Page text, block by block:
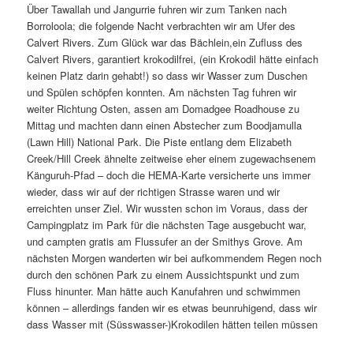
Über Tawallah und Jangurrie fuhren wir zum Tanken nach
Borroloola; die folgende Nacht verbrachten wir am Ufer des
Calvert Rivers. Zum Glück war das Bächlein,ein Zufluss des
Calvert Rivers, garantiert krokodilfrei, (ein Krokodil hätte einfach
keinen Platz darin gehabt!) so dass wir Wasser zum Duschen
und Spülen schöpfen konnten. Am nächsten Tag fuhren wir
weiter Richtung Osten, assen am Domadgee Roadhouse zu
Mittag und machten dann einen Abstecher zum Boodjamulla
(Lawn Hill) National Park. Die Piste entlang dem Elizabeth
Creek/Hill Creek ähnelte zeitweise eher einem zugewachsenem
Känguruh-Pfad – doch die HEMA-Karte versicherte uns immer
wieder, dass wir auf der richtigen Strasse waren und wir
erreichten unser Ziel. Wir wussten schon im Voraus, dass der
Campingplatz im Park für die nächsten Tage ausgebucht war,
und campten gratis am Flussufer an der Smithys Grove. Am
nächsten Morgen wanderten wir bei aufkommendem Regen noch
durch den schönen Park zu einem Aussichtspunkt und zum
Fluss hinunter. Man hätte auch Kanufahren und schwimmen
können – allerdings fanden wir es etwas beunruhigend, dass wir
dass Wasser mit (Süsswasser-)Krokodilen hätten teilen müssen